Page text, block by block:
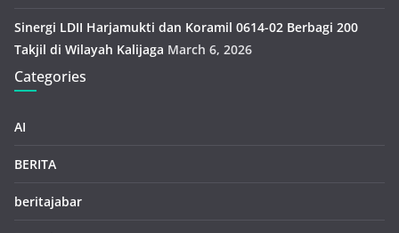
Sinergi LDII Harjamukti dan Koramil 0614-02 Berbagi 200
Takjil di Wilayah Kalijaga March 6, 2026
Categories
AI
BERITA
beritajabar